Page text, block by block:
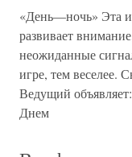
«День—ночь» Эта
развивает
неожиданные
игре, тем веселее.
Ведущий
Днем